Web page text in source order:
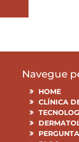
Navegue
HOME
CLÍNICA